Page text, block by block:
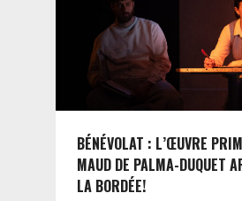
BÉNÉVOLAT : L’ŒUVRE
MAUD DE PALMA-DUQUET
LA BORDÉE!